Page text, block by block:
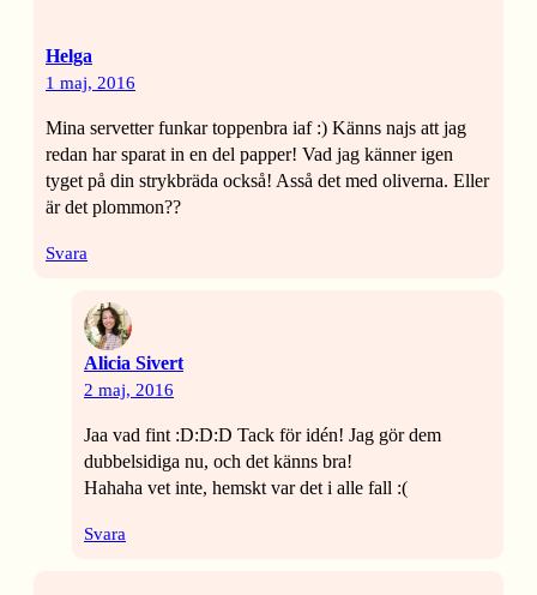
Helga
1 maj, 2016
Mina servetter funkar toppenbra iaf :) Känns najs att jag
redan har sparat in en del papper! Vad jag känner igen
tyget på din strykbräda också! Asså det med oliverna. Eller
är det plommon??
Svara
Alicia Sivert
2 maj, 2016
Jaa vad fint :D:D:D Tack för idén! Jag gör dem
dubbelsidiga nu, och det känns bra!
Hahaha vet inte, hemskt var det i alle fall :(
Svara